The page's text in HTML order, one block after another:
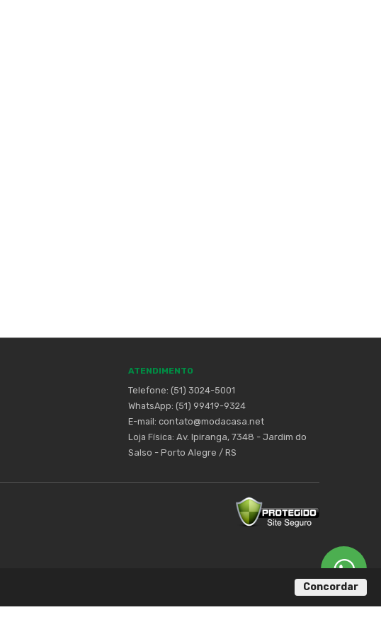
ATENDIMENTO
Telefone: (51) 3024-5001
WhatsApp: (51) 99419-9324
E-mail: contato@modacasa.net
Loja Física: Av. Ipiranga, 7348 - Jardim do
Salso - Porto Alegre / RS
Concordar